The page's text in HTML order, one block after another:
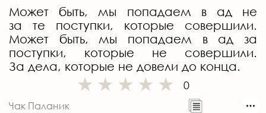
Может быть, мы попадаем в ад не
за те поступки, которые совершили.
Может быть, мы попадаем в ад за
поступки, которые не совершили.
За дела, которые не довели до конца.
0
Чак Паланик